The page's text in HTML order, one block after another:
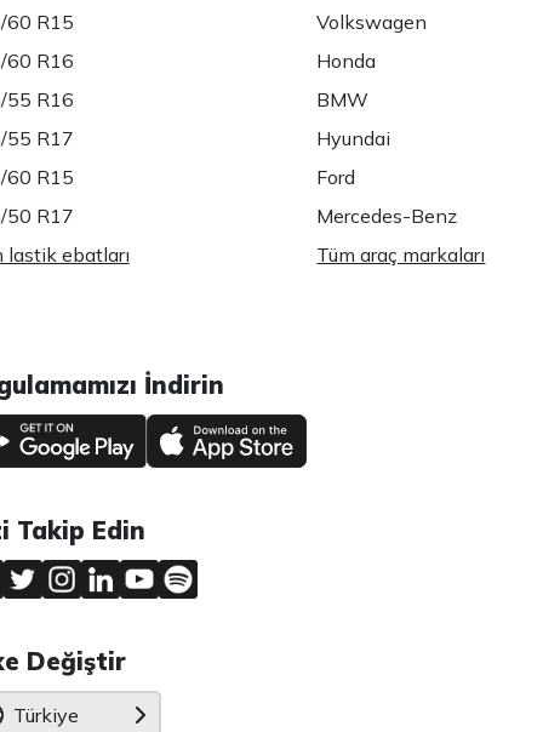
60 R15
60 R16
55 R16
55 R17
60 R15
50 R17
lastik ebatları
Volkswagen
Honda
BMW
Hyundai
Ford
Mercedes-Benz
Tüm araç markaları
İndirin
Takip Edin
Değiştir
Türkiye